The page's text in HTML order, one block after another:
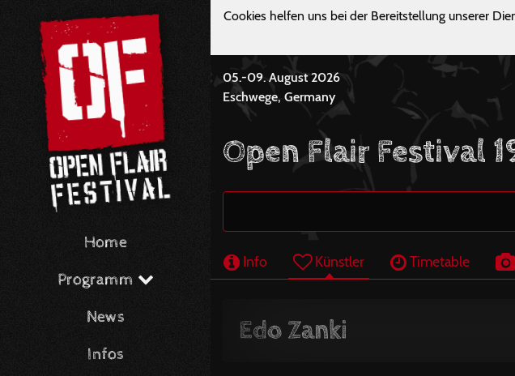
Home
Programm
News
Infos
Cookies helfen uns bei der Bereitstellung unserer
05.-09. August 2026
Eschwege, Germany
Open Flair Festival
Info Künstler Timetable
Edo Zanki